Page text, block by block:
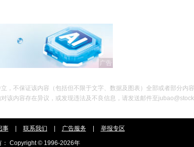
广告
不保证该内容（包括但不限于文字、数据及图表）全部或者部分内
内容存在异议，或发现违法及不良信息，请发送邮件至
事 联系我们 广告服务 举报专区
： Copyright © 1996-2026年